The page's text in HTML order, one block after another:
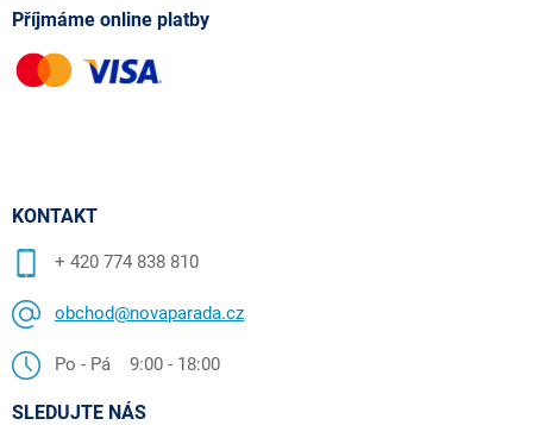
Příjmáme online platby
KONTAKT
+ 420 774 838 810
obchod@novaparada.cz
Po - Pá 9:00 - 18:00
SLEDUJTE NÁS